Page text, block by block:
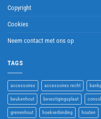
Copyright
Cookies
Neem contact met ons op
TAGS
accessoires accessoires recht
beukenhout bevestigingsplaat
grenenhout hoekverbinding houten